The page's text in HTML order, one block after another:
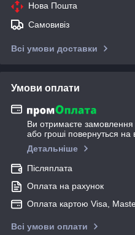
Нова Пошта
Самовивіз
Всі умови доставки
Умови оплати
Ви отримаєте замовлення
або гроші повернуться на
Детальніше
Післяплата
Оплата на рахунок
Оплата картою Visa,
Всі умови оплати